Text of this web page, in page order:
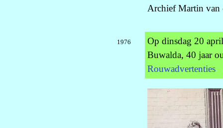
Archief Martin van
1976
Op dinsdag 20
Buwalda, 40 jaar
Rouwadvertenties